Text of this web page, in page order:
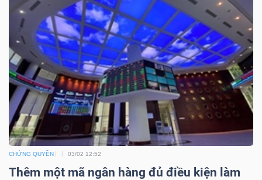
CHỨNG QUYỀN 03/02 12:52
Thêm một mã ngân hàng đủ điều kiện làm
của
tác
giả
(-)
Báo
cáo
phân
tích
(-)